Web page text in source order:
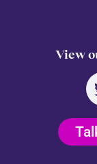
View